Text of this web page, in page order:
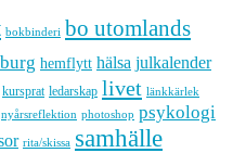
bokbinderi bo utomlands
hemflytt hälsa julkalender
kursprat ledarskap livet länkkärlek
nyårsreflektion photoshop psykologi
rita/skissa samhälle